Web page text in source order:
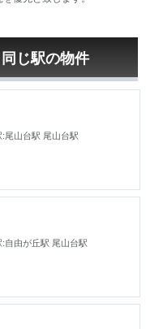
じ駅の物件
:尾山台駅 尾山台駅
:自由が丘駅 尾山台駅